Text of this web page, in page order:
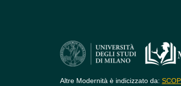
Altre Modernità è indicizzato da: